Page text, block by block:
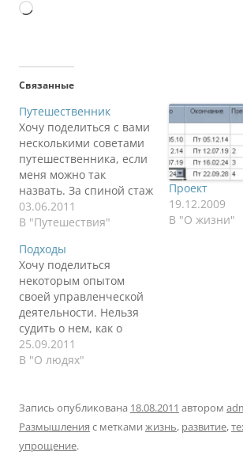
Загрузка…
Связанные
Путешественник
Хочу поделиться с вами
несколькими советами
путешественника, если
меня можно так
назвать. За спиной стаж
поездок в несколько
десятков городов и
поленюсь и посчитаю в
скольких городах я был.
За это время у меня
скопился
определенный багаж
знаний и хотелок,
которые могли бы
сделать мое
03.06.2011
В "Путешествия"
Проект
19.12.2009
В "О жизни"
Подходы
Хочу поделиться
некоторым опытом
своей управленческой
деятельности. Нельзя
судить о нем, как о
позитивном или
негативном, но он есть.
поступки, поведения
идут с детства. Впервые
книги Марии Мелии.
25.09.2011
В "О людях"
Запись опубликована 18.08.2011 автором
Размышления с метками жизнь, развитие,
упрощение.